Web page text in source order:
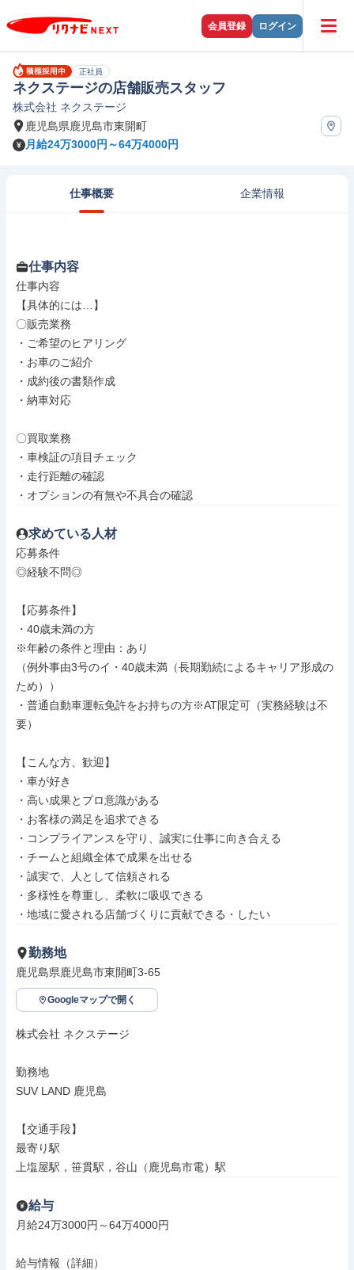
会員登録 ログイン
正社員
ネクステージの店舗販売スタッフ
株式会社 ネクステージ
鹿児島県鹿児島市東開町
月給24万3000円～64万4000円
仕事概要 企業情報
仕事内容
仕事内容
【具体的には…】
〇販売業務
・ご希望のヒアリング
・お車のご紹介
・成約後の書類作成
・納車対応
〇買取業務
・車検証の項目チェック
・走行距離の確認
・オプションの有無や不具合の確認
求めている人材
応募条件
◎経験不問◎
【応募条件】
・40歳未満の方
※年齢の条件と理由：あり
（例外事由3号のイ・40歳未満（長期勤続によるキャリア形成の
ため））
・普通自動車運転免許をお持ちの方※AT限定可（実務経験は不
要）
【こんな方、歓迎】
・車が好き
・高い成果とプロ意識がある
・お客様の満足を追求できる
・コンプライアンスを守り、誠実に仕事に向き合える
・チームと組織全体で成果を出せる
・誠実で、人として信頼される
・多様性を尊重し、柔軟に吸収できる
・地域に愛される店舗づくりに貢献できる・したい
勤務地
鹿児島県鹿児島市東開町3-65
Googleマップで開く
株式会社 ネクステージ
勤務地
SUV LAND 鹿児島
【交通手段】
最寄り駅
上塩屋駅，笹貫駅，谷山（鹿児島市電）駅
給与
月給24万3000円～64万4000円
給与情報（詳細）